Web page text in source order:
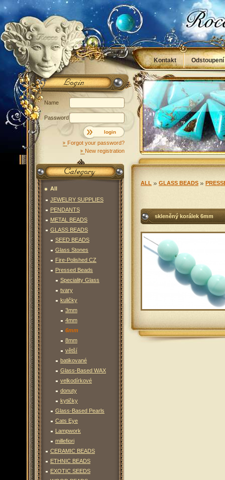
ALL GLASS BEADS
skleněný korálek 6mm
All
JEWELRY SUPPLIES
PENDANTS
METAL BEADS
GLASS BEADS
SEED BEADS
Glass Stones
Fire-Polished CZ
Pressed Beads
Speciality Glass
tvary
kuličky
3mm
4mm
6mm
8mm
větší
batikované
Glass-Based WAX
velkodírkové
donuty
kytičky
Glass-Based Pearls
Cats Eye
Lampwork
millefiori
CERAMIC BEADS
ETHNIC BEADS
EXOTIC SEEDS
Kontakt
Obchodní podmínky
Name
Password
login
Forgot your password?
New registration